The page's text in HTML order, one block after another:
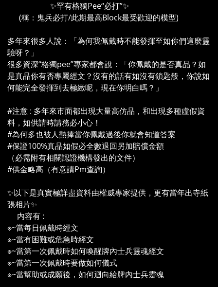
✨罕有格獨Pee“必打”✨
(稱：鬼兵必打/此期最高Block最受歡迎的模型)
多年來很多人說：「為何我佩戴時不能發揮至如你們這麼靈
驗呀？」
很多資深“格獨pee”專家都會說：「你佩戴的是否真品？如
是真品你有否專屬經文？沒有的話有如沒有鎖匙般，你說如
何能完全發揮到去極緻呢，現在你明白嗎？」
#注意 : 多年來市面都出現大量高仿品，和出現多種虛假資
料，如供請時請務必小心！
#為何多也被人熱捧當你佩戴過後你就會知道答案
#保證100%真品如假必全數退回另加賠償金額
（必需附有相關認證機構發出的文件）
#供金略高（有意請Pm查詢）
✨以下是真實極詳盡資料由權威專家提供，更有當年出寺紙
張相片✨
内容有 :
※~當每日佩戴時經文
※~當有困難或危急時經文
※~當第一次佩戴時如何喚醒牌內士兵靈魂經文
※~當第一次佩戴時要做如何儀式
※~當幫助或成願後，如何迴向給牌內士兵靈魂